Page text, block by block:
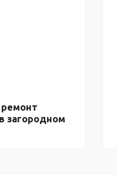
ремонт
загородном